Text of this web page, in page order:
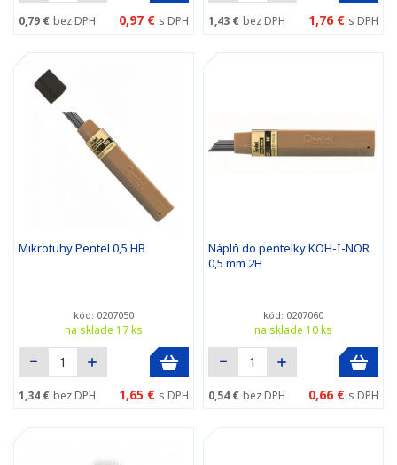
0,79 € bez DPH 0,97 € s DPH 1,43 € bez DPH 1,76 € s DPH
Mikrotuhy Pentel 0,5 HB
kód: 0207050
na sklade 17 ks
1,34 € bez DPH 1,65 € s DPH
Náplň do pentelky KOH-I-NOR
0,5 mm 2H
kód: 0207060
na sklade 10 ks
0,54 € bez DPH 0,66 € s DPH